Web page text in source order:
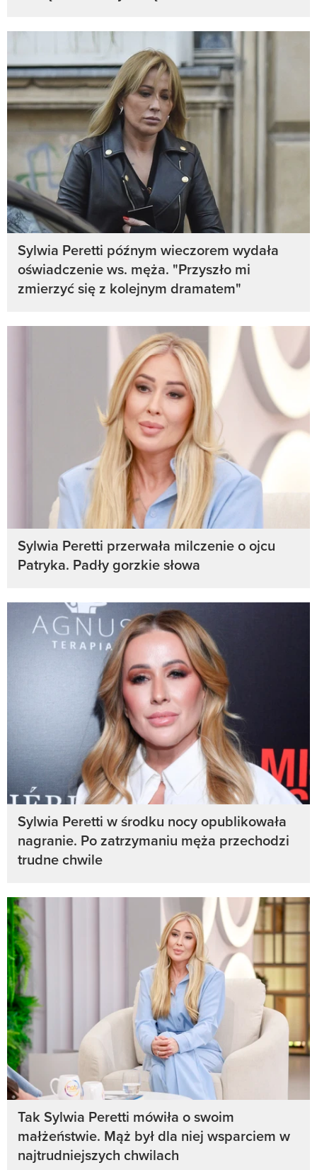
Sylwia Peretti późnym wieczorem wydała
oświadczenie ws. męża. "Przyszło mi
zmierzyć się z kolejnym dramatem"
Sylwia Peretti przerwała milczenie o ojcu
Patryka. Padły gorzkie słowa
Sylwia Peretti w środku nocy opublikowała
nagranie. Po zatrzymaniu męża przechodzi
trudne chwile
Tak Sylwia Peretti mówiła o swoim
małżeństwie. Mąż był dla niej wsparciem w
najtrudniejszych chwilach